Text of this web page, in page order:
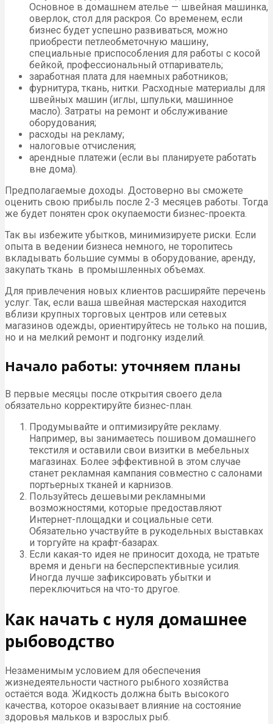
Основное в домашнем ателье — швейная машинка,
оверлок, стол для раскроя. Со временем, если
бизнес будет успешно развиваться, можно
приобрести петлеобметочную машину,
специальные приспособления для работы с косой
бейкой, профессиональный отпариватель;
заработная плата для наемных работников;
фурнитура, ткань, нитки. Расходные материалы для
швейных машин (иглы, шпульки, машинное
масло). Затраты на ремонт и обслуживание
оборудования;
расходы на рекламу;
налоговые отчисления;
арендные платежи (если вы планируете работать
вне дома).
Предполагаемые доходы. Достоверно вы сможете
оценить свою прибыль после 2-3 месяцев работы. Тогда
же будет понятен срок окупаемости бизнес-проекта.
Так вы избежите убытков, минимизируете риски. Если
опыта в ведении бизнеса немного, не торопитесь
вкладывать большие суммы в оборудование, аренду,
закупать ткань в промышленных объемах.
Для привлечения новых клиентов расширяйте перечень
услуг. Так, если ваша швейная мастерская находится
вблизи крупных торговых центров или сетевых
магазинов одежды, ориентируйтесь не только на пошив,
но и на мелкий ремонт и подгонку изделий.
Начало работы: уточняем планы
В первые месяцы после открытия своего дела
обязательно корректируйте бизнес-план.
Продумывайте и оптимизируйте рекламу.
Например, вы занимаетесь пошивом домашнего
текстиля и оставили свои визитки в мебельных
магазинах. Более эффективной в этом случае
станет рекламная кампания совместно с салонами
портьерных тканей и карнизов.
Пользуйтесь дешевыми рекламными
возможностями, которые предоставляют
Интернет-площадки и социальные сети.
Обязательно участвуйте в рукодельных выставках
и торгуйте на крафт-базарах.
Если какая-то идея не приносит дохода, не тратьте
время и деньги на бесперспективные усилия.
Иногда лучше зафиксировать убытки и
переключиться на что-то другое.
Как начать с нуля домашнее
рыбоводство
Незаменимым условием для обеспечения
жизнедеятельности частного рыбного хозяйства
остаётся вода. Жидкость должна быть высокого
качества, которое оказывает влияние на состояние
здоровья мальков и взрослых рыб.